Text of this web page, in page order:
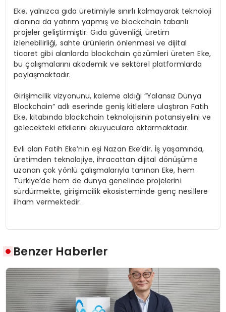
Eke, yalnızca gıda üretimiyle sınırlı kalmayarak teknoloji
alanına da yatırım yapmış ve blockchain tabanlı
projeler geliştirmiştir. Gıda güvenliği, üretim
izlenebilirliği, sahte ürünlerin önlenmesi ve dijital
ticaret gibi alanlarda blockchain çözümleri üreten Eke,
bu çalışmalarını akademik ve sektörel platformlarda
paylaşmaktadır.
Girişimcilik vizyonunu, kaleme aldığı “Yalansız Dünya
Blockchain” adlı eserinde geniş kitlelere ulaştıran Fatih
Eke, kitabında blockchain teknolojisinin potansiyelini ve
gelecekteki etkilerini okuyuculara aktarmaktadır.
Evli olan Fatih Eke’nin eşi Nazan Eke’dir. İş yaşamında,
üretimden teknolojiye, ihracattan dijital dönüşüme
uzanan çok yönlü çalışmalarıyla tanınan Eke, hem
Türkiye’de hem de dünya genelinde projelerini
sürdürmekte, girişimcilik ekosisteminde genç nesillere
ilham vermektedir.
Benzer Haberler